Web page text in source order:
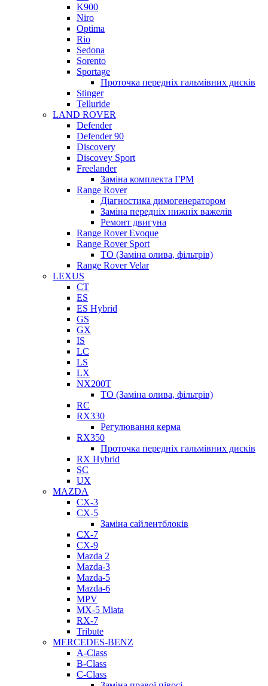
K900
Niro
Optima
Rio
Sedona
Sorento
Sportage
Проточка передніх гальмівних дисків
Stinger
Telluride
LAND ROVER
Defender
Defender 90
Discovery
Discovey Sport
Freelander
Заміна комплекта ГРМ
Range Rover
Діагностика димогенератором
Заміна передніх нижніх важелів
Ремонт двигуна
Range Rover Evoque
Range Rover Sport
ТО (Заміна олива, фільтрів)
Range Rover Velar
LEXUS
CT
ES
ES Hybrid
GS
GX
IS
LC
LS
LX
NX200T
ТО (Заміна олива, фільтрів)
RC
RX330
Регулювання керма
RX350
Проточка передніх гальмівних дисків
RX Hybrid
SC
UX
MAZDA
CX-3
CX-5
Заміна сайлентблоків
CX-7
CX-9
Mazda 2
Mazda-3
Mazda-5
Mazda-6
MPV
MX-5 Miata
RX-7
Tribute
MERCEDES-BENZ
A-Class
B-Class
C-Class